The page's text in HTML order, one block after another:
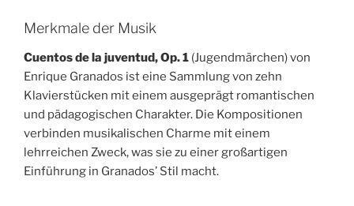
Merkmale der Musik
Cuentos de la juventud, Op. 1 (Jugendmärchen) von
Enrique Granados ist eine Sammlung von zehn
Klavierstücken mit einem ausgeprägt romantischen
und pädagogischen Charakter. Die Kompositionen
verbinden musikalischen Charme mit einem
lehrreichen Zweck, was sie zu einer großartigen
Einführung in Granados’ Stil macht.